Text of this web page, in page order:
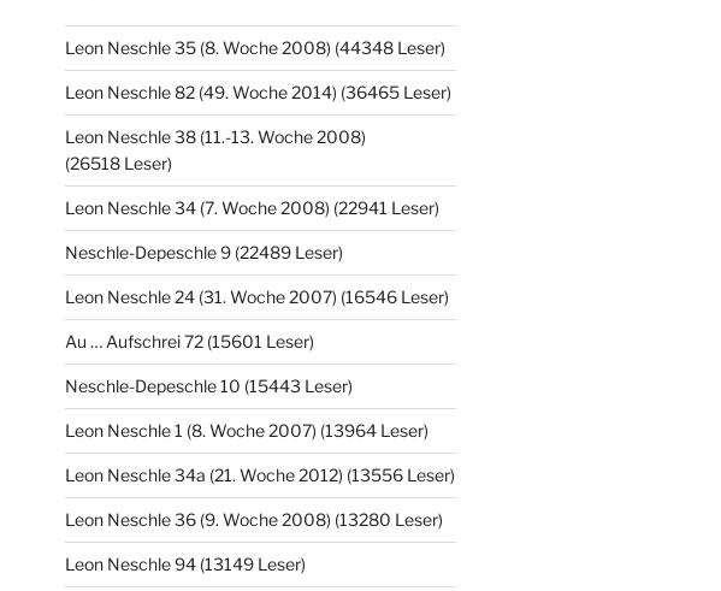
Leon Neschle 35 (8. Woche 2008) (44348 Leser)
Leon Neschle 82 (49. Woche 2014) (36465 Leser)
Leon Neschle 38 (11.-13. Woche 2008)
(26518 Leser)
Leon Neschle 34 (7. Woche 2008) (22941 Leser)
Neschle-Depeschle 9 (22489 Leser)
Leon Neschle 24 (31. Woche 2007) (16546 Leser)
Au … Aufschrei 72 (15601 Leser)
Neschle-Depeschle 10 (15443 Leser)
Leon Neschle 1 (8. Woche 2007) (13964 Leser)
Leon Neschle 34a (21. Woche 2012) (13556 Leser)
Leon Neschle 36 (9. Woche 2008) (13280 Leser)
Leon Neschle 94 (13149 Leser)